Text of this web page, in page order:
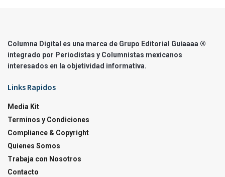
Columna Digital es una marca de Grupo Editorial Guíaaaa ®
integrado por Periodistas y Columnistas mexicanos
interesados en la objetividad informativa.
Links Rapidos
Media Kit
Terminos y Condiciones
Compliance & Copyright
Quienes Somos
Trabaja con Nosotros
Contacto